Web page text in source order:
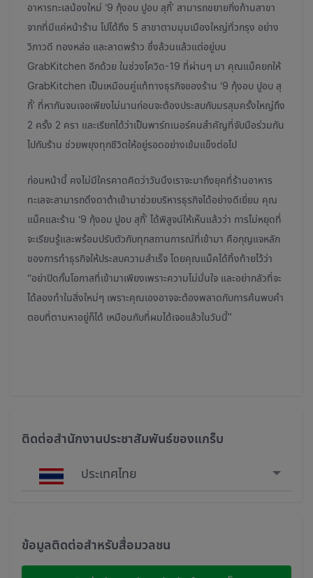
อาหารทะเลน้องใหม่ ‘9 กุ้งอบ ปูอบ สุกี้’ สามารถขยายกิ่งก้านสาขา
จากที่มีแค่หน้าร้าน ไปได้ถึง 5 สาขาตามมุมเมืองใหญ่ทั่วกรุง อย่าง
วิภาวดี ทองหล่อ และลาดพร้าว ซึ่งล้วนแล้วแต่อยู่บน
GrabKitchen อีกด้วย ในช่วงโควิด-19 ที่ผ่านๆ มา คุณแม็คยกให้
GrabKitchen เป็นเหมือนคู่แท้ทางธุรกิจของร้าน ‘9 กุ้งอบ ปูอบ สุ
กี้’ ที่หากันจนเจอเพียงไม่นานก่อนจะต้องประสบกับมรสุมครั้งใหญ่ถึง
2 ครั้ง 2 ครา และเรียกได้ว่าเป็นพาร์ทเนอร์คนสำคัญที่จับมือร่วมกัน
ไปกับร้าน ช่วยพยุงทุกชีวิตให้อยู่รอดอย่างเข้มแข็งต่อไป
ก่อนหน้านี้ คงไม่มีใครคาดคิดว่าวันนึงเราจะมาถึงยุคที่ร้านอาหาร
ทะเลจะสามารถดึงดาต้าเข้ามาช่วยบริหารธุรกิจได้อย่างดีเยี่ยม คุณ
แม็คและร้าน ‘9 กุ้งอบ ปูอบ สุกี้’ ได้พิสูจน์ให้เห็นแล้วว่า การไม่หยุดที่
จะเรียนรู้และพร้อมปรับตัวกับทุกสถานการณ์ที่เข้ามา คือกุญแจหลัก
ของการทำธุรกิจให้ประสบความสำเร็จ โดยคุณแม็คได้ทิ้งท้ายไว้ว่า
“อย่าปิดกั้นโอกาสที่เข้ามาเพียงเพราะความไม่มั่นใจ และอย่ากลัวที่จะ
ได้ลองทำในสิ่งใหม่ๆ เพราะคุณเองอาจจะต้องพลาดกับการค้นพบคำ
ตอบที่ตามหาอยู่ก็ได้ เหมือนกับที่ผมได้เจอแล้วในวันนี้”
ติดต่อสำนักงานประชาสัมพันธ์ของแกร็บ
ประเทศไทย
Malaysia
Indonesia
ข้อมูลติดต่อสำหรับสื่อมวลชน